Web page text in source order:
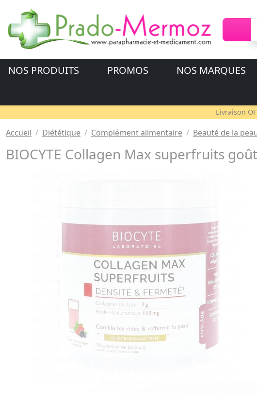
NOS PRODUITS PROMOS NOS MARQUES
Livraison
Accueil Diététique Complément alimentaire Beauté de la
BIOCYTE Collagen Max superfruits